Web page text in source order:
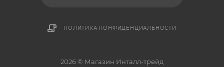
ПОЛИТИКА КОНФИДЕНЦИАЛЬНОСТИ
2026 © Магазин Инталл-трейд